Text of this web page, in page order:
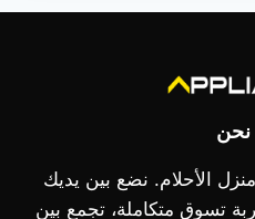
الأحلام. نضع بين يديك
تسوق متكاملة، تجمع بين